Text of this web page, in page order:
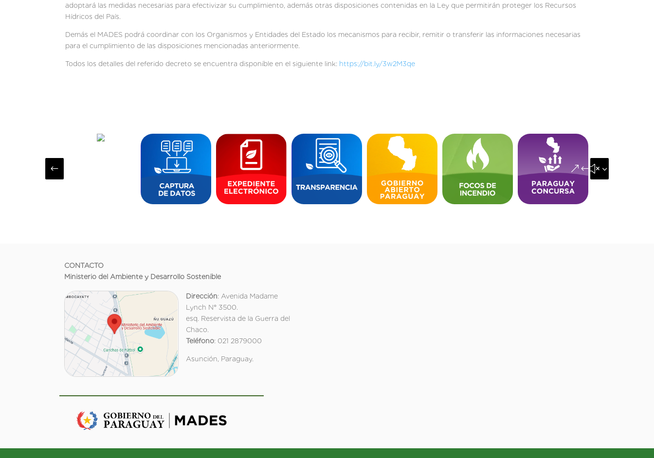
adoptará las medidas necesarias para efectivizar su cumplimiento, además otras disposiciones contenidas en la Ley que permitirán proteger los Recursos
Hídricos del País.
Demás el MADES podrá coordinar con los Organismos y Entidades del Estado los mecanismos para recibir, remitir o transferir las informaciones necesarias
para el cumplimiento de las disposiciones mencionadas anteriormente.
Todos los detalles del referido decreto se encuentra disponible en el siguiente link: https://bit.ly/3w2M3qe
# &#x35;
CONTACTO
Ministerio del Ambiente y Desarrollo Sostenible
Dirección: Avenida Madame
Lynch N° 3500.
esq. Reservista de la Guerra del
Chaco.
Teléfono: 021 2879000
Asunción, Paraguay.